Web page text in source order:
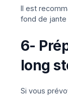
Il est
fond de jante
6-
long
Si vous